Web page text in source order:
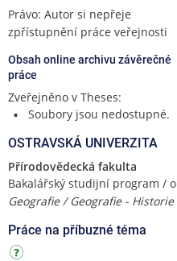
Právo: Autor si nepřeje
zpřístupnění práce veřejnosti
Obsah online archivu závěrečné
práce
Zveřejněno v Theses:
Soubory jsou nedostupné.
OSTRAVSKÁ UNIVERZITA
Přírodovědecká fakulta
Bakalářský studijní program /
Geografie / Geografie -
Práce na příbuzné téma